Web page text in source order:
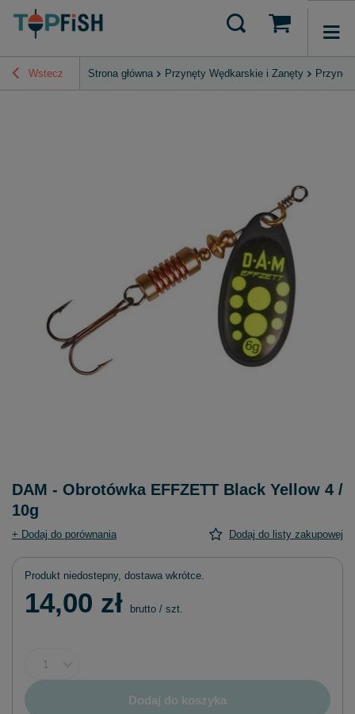
Wstecz Strona główna Przynęty Wędkarskie i Zanęty
DAM - Obrotówka EFFZETT Black Yellow 4 /
10g
+ Dodaj do porównania Dodaj do listy zakupowej
Produkt niedostepny, dostawa wkrótce
14,00 zł brutto / szt.
Dodaj do koszyka